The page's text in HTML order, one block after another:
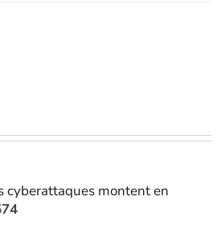
cyberattaques montent en